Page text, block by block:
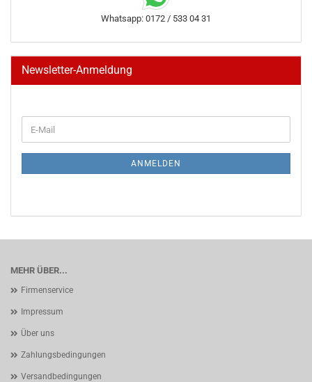
Whatsapp: 0172 / 533 04 31
Newsletter-Anmeldung
ZUR
E-
Mail
ANMELDEN
MEHR ÜBER...
Firmenservice
Impressum
Über uns
Zahlungsbedingungen
Versandbedingungen